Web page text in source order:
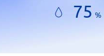
75 %